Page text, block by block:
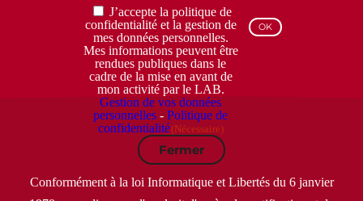
RGPD
(Nécessaire)
J’accepte la politique de
confidentialité et la gestion de
mes données personnelles.
Mes informations peuvent être
rendues publiques dans le
cadre de la mise en avant de
mon activité par le LAB.
Gestion de vos données
personnelles -Politique de
confidentialité(Nécessaire)
Fermer
Conformément à la loi Informatique et Libertés du 6 janvier